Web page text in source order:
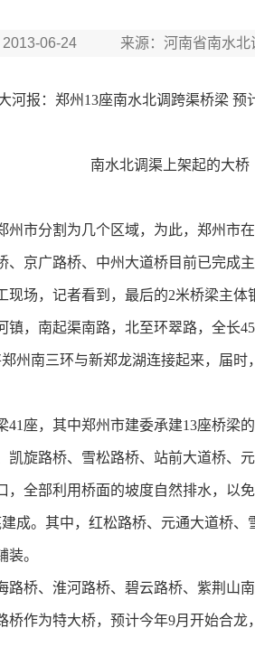
2013-06-24 来源：河南省南水
河报：郑州13座南水北调跨渠桥梁 预
南水北调渠上架起的大桥
分割为几个区域，为此，郑州市
京广路桥、中州大道桥目前已完成
，记者看到，最后的2米桥梁主体
南起渠南路，北至环翠路，全长
州南三环与新郑龙湖连接起来，届
，其中郑州市建委承建13座桥梁
旋路桥、雪松路桥、站前大道桥、
部利用桥面的坡度自然排水，以免
。其中，红松路桥、元通大道桥、
。
、淮河路桥、碧云路桥、紫荆山
作为特大桥，预计今年9月开始合龙